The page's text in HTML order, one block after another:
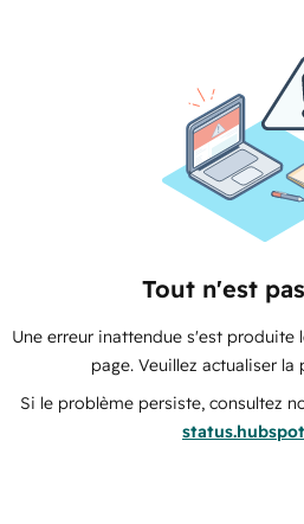
Tout n'est
Une erreur inattendue s'est produite
page. Veuillez actualiser la
Si le problème persiste, consultez